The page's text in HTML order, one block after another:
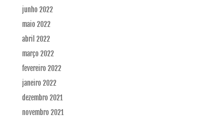
junho 2022
maio 2022
abril 2022
março 2022
fevereiro 2022
janeiro 2022
dezembro 2021
novembro 2021